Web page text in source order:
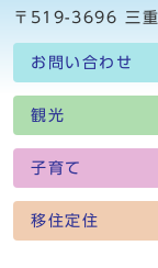
〒519-3696 三
お問い合わせ
観光
子育て
移住定住